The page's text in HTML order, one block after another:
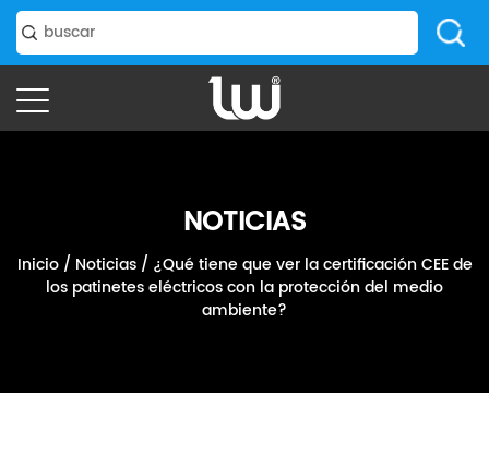
NOTICIAS
Inicio/ Noticias/ ¿Qué tiene que ver la certificación CEE de
los patinetes eléctricos con la protección del medio
ambiente?